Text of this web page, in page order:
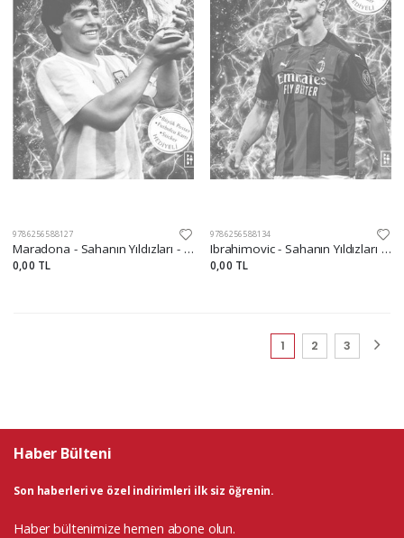
9786256588127
Maradona - Sahanın Yıldızları - 3D Biblo Hediyeli!
0,00 TL
9786256588134
Ibrahimovic - Sahanın Yıldızları - 3D Biblo, Hareketli
0,00 TL
1 (current)
2 3
Haber Bülteni
Son haberleri ve özel indirimleri ilk siz öğrenin.
Haber bültenimize hemen abone olun.